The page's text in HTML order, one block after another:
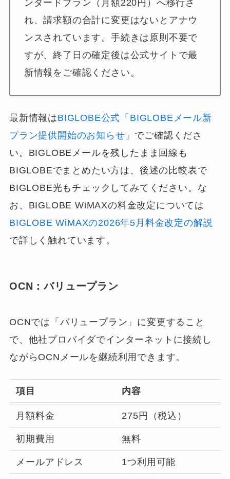
ンダードプラン（月額220円）へ移行さ
れ、請求額の合計に変更はないとアナウ
ンスされています。手続きは原則不要で
すが、終了日の確定後は公式サイトで最
新情報をご確認ください。
最新情報はBIGLOBE公式「BIGLOBEメール新
プラン提供開始のお知らせ」 でご確認くださ
い。BIGLOBEメールを残したまま回線も
BIGLOBEでまとめたい方は、後述の比較表で
BIGLOBE光もチェックしてみてください。な
お、BIGLOBE WiMAXの料金改定については
BIGLOBE WiMAXの2026年5月料金改定の解説
で詳しく触れています。
OCN：バリュープラン
OCNでは「バリュープラン」に変更すること
で、他社プロバイダでインターネットに接続し
ながらOCNメールを継続利用できます。
項目 内容
月額料金 275円（税込）
初期費用 無料
メールアドレス 1つ利用可能